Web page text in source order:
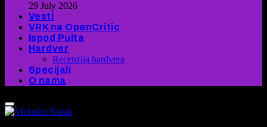
29 July 2026
Vesti
VRK na OpenCritic
Ispod Pulta
Hardver
Recenzija hardvera
Specijali
O nama